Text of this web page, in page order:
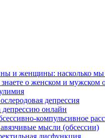
и женщины: насколько мы
о женском и мужском
депрессия
депрессию онлайн
компульсивное
мысли (обсессии)
дисфункция